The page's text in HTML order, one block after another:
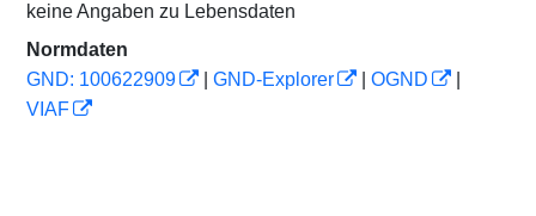
keine Angaben zu Lebensdaten
Normdaten
GND: 100622909
GND-Explorer OGND
VIAF